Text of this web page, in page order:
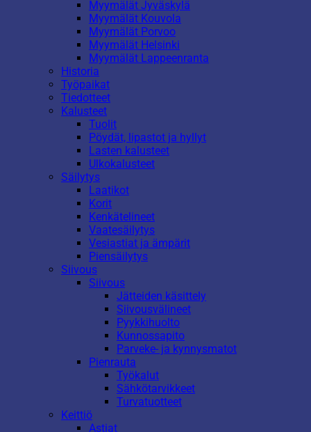
Myymälät Jyväskylä
Myymälät Kouvola
Myymälät Porvoo
Myymälät Helsinki
Myymälät Lappeenranta
Historia
Työpaikat
Tiedotteet
Kalusteet
Tuolit
Pöydät, lipastot ja hyllyt
Lasten kalusteet
Ulkokalusteet
Säilytys
Laatikot
Korit
Kenkätelineet
Vaatesäilytys
Vesiastiat ja ämpärit
Piensäilytys
Siivous
Siivous
Jätteiden käsittely
Siivousvälineet
Pyykkihuolto
Kunnossapito
Parveke- ja kynnysmatot
Pienrauta
Työkalut
Sähkötarvikkeet
Turvatuotteet
Keittiö
Astiat